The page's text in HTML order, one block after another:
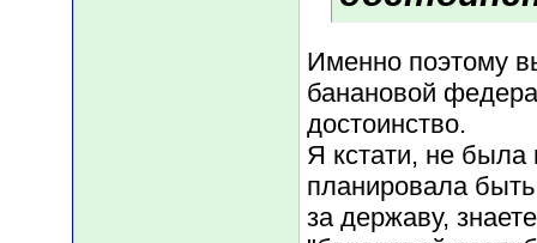
Именно поэтому
банановой
достоинство.
Я кстати, не была
планировала
за державу,